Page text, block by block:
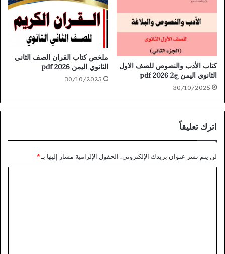
كتاب الأدب والنصوص للصف الاول
الثانوي اليمن ج2 2026 pdf
30/10/2025
ملخص كتاب القران الصف الثاني
الثانوي اليمن 2026 pdf
30/10/2025
اترك تعليقاً
لن يتم نشر عنوان بريدك الإلكتروني. الحقول الإلزامية مشار إليها بـ*